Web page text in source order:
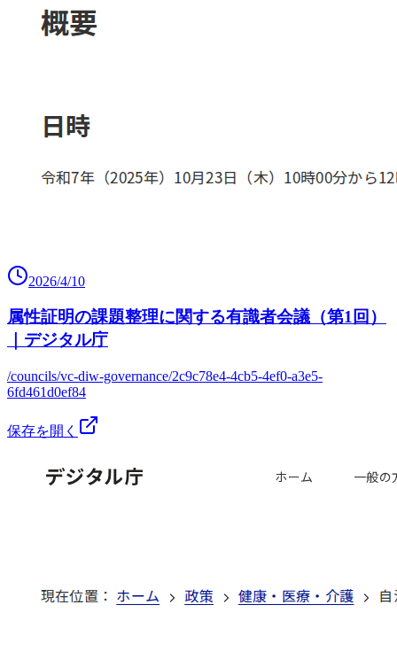
2026/4/10
属性証明の課題整理に関する有識者会議（第1回）
｜デジタル庁
/councils/vc-diw-governance/2c9c78e4-4cb5-4ef0-a3e5-
6fd461d0ef84
保存を開く